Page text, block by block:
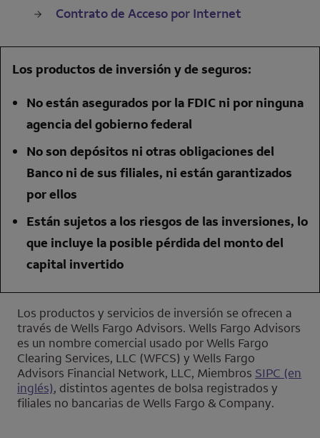
Contrato de Acceso por Internet
Los productos de inversión y de seguros:
No están asegurados por la FDIC ni por ninguna
agencia del gobierno federal
No son depósitos ni otras obligaciones del
Banco ni de sus filiales, ni están garantizados
por ellos
Están sujetos a los riesgos de las inversiones, lo
que incluye la posible pérdida del monto del
capital invertido
Los productos y servicios de inversión se ofrecen a
través de Wells Fargo Advisors. Wells Fargo Advisors
es un nombre comercial usado porWells Fargo
Clearing Services, LLC (WFCS) y Wells Fargo
Advisors Financial Network, LLC, Miembros SIPC (en
inglés), distintos agentes de bolsa registrados y
filiales no bancarias de Wells Fargo & Company.